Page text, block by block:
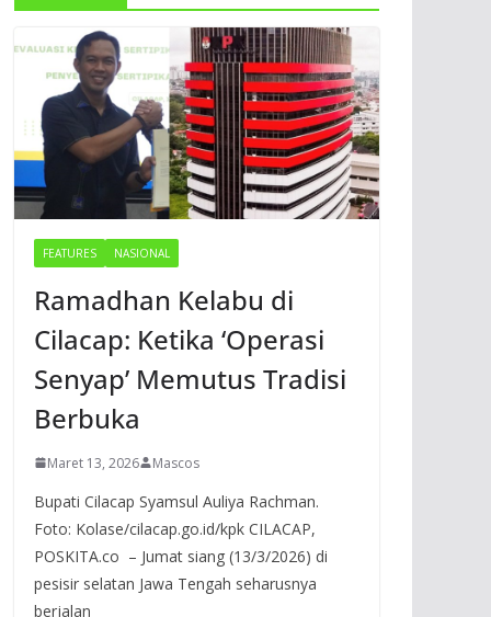
FEATURES NASIONAL
Ramadhan Kelabu di
Cilacap: Ketika ‘Operasi
Senyap’ Memutus Tradisi
Berbuka
Maret 13, 2026 Mascos
Bupati Cilacap Syamsul Auliya Rachman.
Foto: Kolase/cilacap.go.id/kpk CILACAP,
POSKITA.co – Jumat siang (13/3/2026) di
pesisir selatan Jawa Tengah seharusnya
berjalan